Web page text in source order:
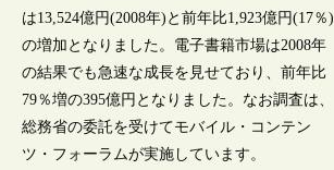
は13,524億円(2008年)と前年比1,923億円(17％)
の増加となりました。電子書籍市場は2008年
の結果でも急速な成長を見せており、前年比
79％増の395億円となりました。なお調査は、
総務省の委託を受けてモバイル・コンテン
ツ・フォーラムが実施しています。